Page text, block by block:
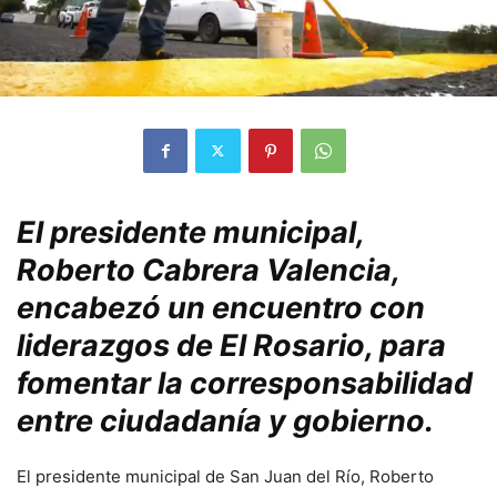
El presidente municipal,
Roberto Cabrera Valencia,
encabezó un encuentro con
liderazgos de El Rosario, para
fomentar la corresponsabilidad
entre ciudadanía y gobierno.
El presidente municipal de San Juan del Río, Roberto